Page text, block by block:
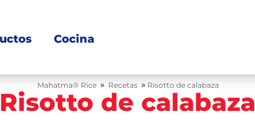
Cocina
Mahatma® Rice » Recetas » Risotto de calabaza
Risotto de calabaza